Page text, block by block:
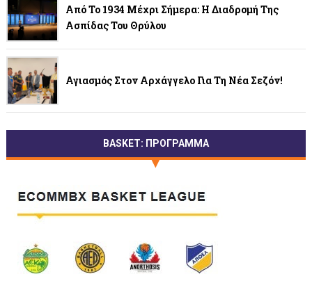
Από Το 1934 Μέχρι Σήμερα: Η Διαδρομή Της
Ασπίδας Του Θρύλου
Αγιασμός Στον Αρχάγγελο Για Τη Νέα Σεζόν!
BASKET: ΠΡΟΓΡΑΜΜΑ